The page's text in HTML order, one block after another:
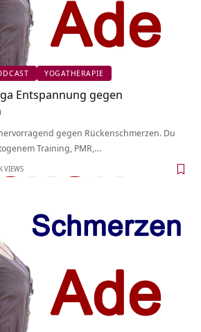
YOGATHERAPIE
Entspannung gegen
gegen Rückenschmerzen. Du
Training, PMR,…
VIEWS